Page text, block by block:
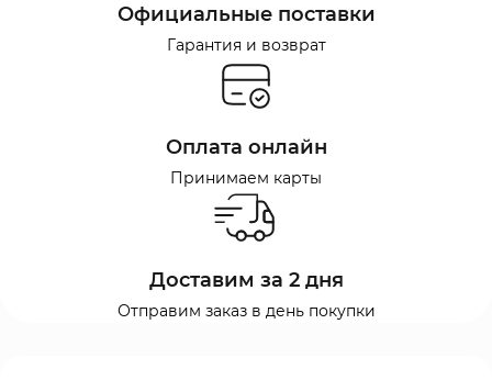
Официальные поставки
Гарантия и возврат
Оплата онлайн
Принимаем карты
Доставим за 2 дня
Отправим заказ в день покупки